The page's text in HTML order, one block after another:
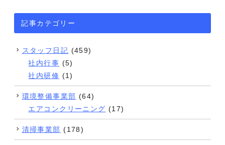
記事カテゴリー
スタッフ日記 (459)
社内行事 (5)
社内研修 (1)
環境整備事業部 (64)
エアコンクリーニング (17)
清掃事業部 (178)